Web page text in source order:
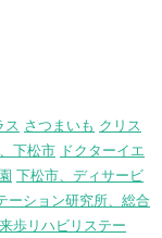
ス さつまいも クリス
下松市 ドクターイエ
下松市、ディサービ
ーション研究所、総合
歩リハビリステー